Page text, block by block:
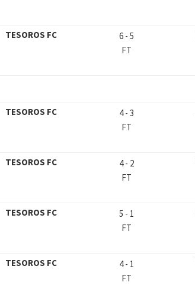
TESOROS FC 6- 5
FT
TESOROS FC 4- 3
FT
TESOROS FC 4- 2
FT
TESOROS FC 5 - 1
FT
TESOROS FC 4- 1
FT